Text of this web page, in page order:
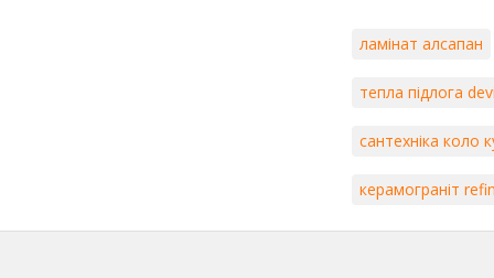
ламінат алсапан
тепла підлога
сантехніка коло
керамограніт